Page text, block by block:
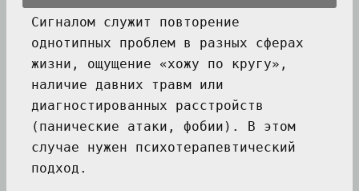
Сигналом служит повторение
однотипных проблем в разных сферах
жизни, ощущение «хожу по кругу»,
наличие давних травм или
диагностированных расстройств
(панические атаки, фобии). В этом
случае нужен психотерапевтический
подход.